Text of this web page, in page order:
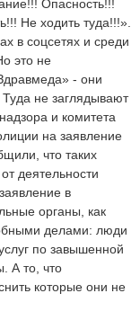
Опасность!!!
Не ходить туда!!!».
в соцсетях и среди
это не
- они
Туда не заглядывают
и комитета
на заявление
что таких
деятельности
в
органы, как
делами: люди
по завышенной
А то, что
которые они не